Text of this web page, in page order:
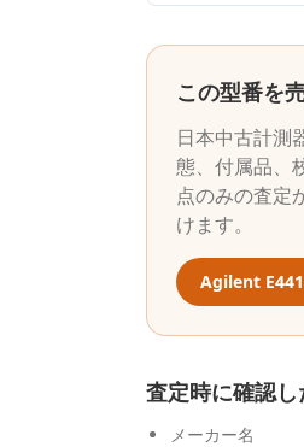
この型番を
日本中古計測
態、付属品、
点のみの査定
けます。
Agilent
査定時に確認し
メーカー名